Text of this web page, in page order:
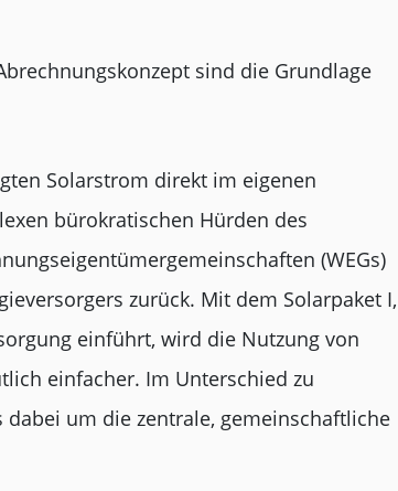
sind die Grundlage
Solarstrom direkt im eigenen
bürokratischen Hürden des
(WEGs)
zurück. Mit dem Solarpaket I,
einführt, wird die Nutzung von
einfacher. Im Unterschied zu
um die zentrale, gemeinschaftliche